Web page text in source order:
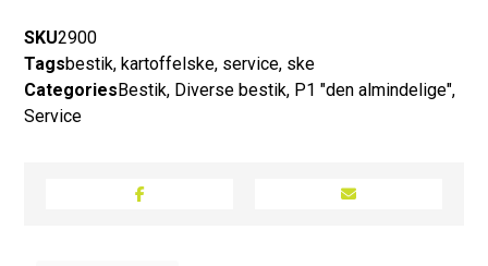
SKU2900
Tagsbestik, kartoffelske, service, ske
Categories Bestik, Diverse bestik, P1 "den almindelige",
Service